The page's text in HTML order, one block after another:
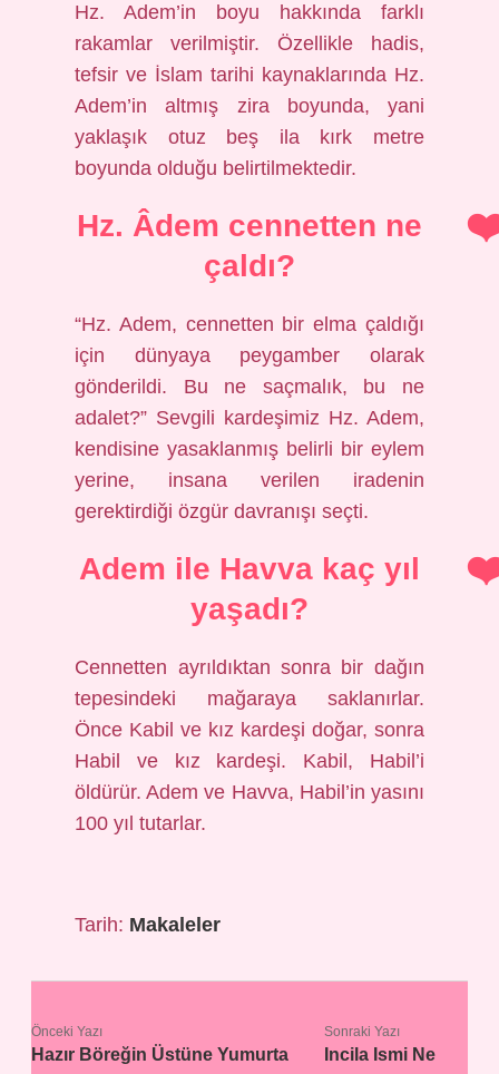
Hz. Adem’in boyu hakkında farklı
rakamlar verilmiştir. Özellikle hadis,
tefsir ve İslam tarihi kaynaklarında Hz.
Adem’in altmış zira boyunda, yani
yaklaşık otuz beş ila kırk metre
boyunda olduğu belirtilmektedir.
Hz. Âdem cennetten ne
çaldı?
“Hz. Adem, cennetten bir elma çaldığı
için dünyaya peygamber olarak
gönderildi. Bu ne saçmalık, bu ne
adalet?” Sevgili kardeşimiz Hz. Adem,
kendisine yasaklanmış belirli bir eylem
yerine, insana verilen iradenin
gerektirdiği özgür davranışı seçti.
Adem ile Havva kaç yıl
yaşadı?
Cennetten ayrıldıktan sonra bir dağın
tepesindeki mağaraya saklanırlar.
Önce Kabil ve kız kardeşi doğar, sonra
Habil ve kız kardeşi. Kabil, Habil’i
öldürür. Adem ve Havva, Habil’in yasını
100 yıl tutarlar.
Tarih: Makaleler
Önceki Yazı
Hazır Böreğin Üstüne Yumurta
Sonraki Yazı
Incila Ismi Ne